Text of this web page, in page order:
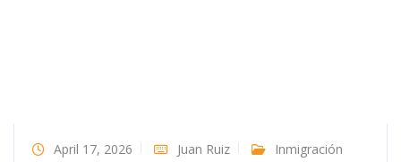
April 17, 2026 Juan Ruiz Inmigración